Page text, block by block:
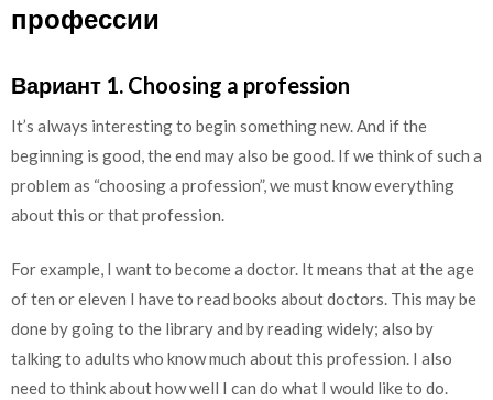
профессии
Вариант 1. Choosing a profession
It’s always interesting to begin something new. And if the
beginning is good, the end may also be good. If we think of such a
problem as “choosing a profession”, we must know everything
about this or that profession.
For example, I want to become a doctor. It means that at the age
of ten or eleven I have to read books about doctors. This may be
done by going to the library and by reading widely; also by
talking to adults who know much about this profession. I also
need to think about how well I can do what I would like to do.